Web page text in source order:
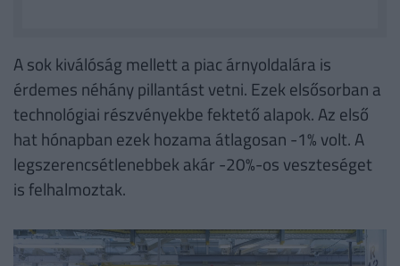
A sok kiválóság mellett a piac árnyoldalára is
érdemes néhány pillantást vetni. Ezek elsősorban a
technológiai részvényekbe fektető alapok. Az első
hat hónapban ezek hozama átlagosan -1% volt. A
legszerencsétlenebbek akár -20%-os veszteséget
is felhalmoztak.